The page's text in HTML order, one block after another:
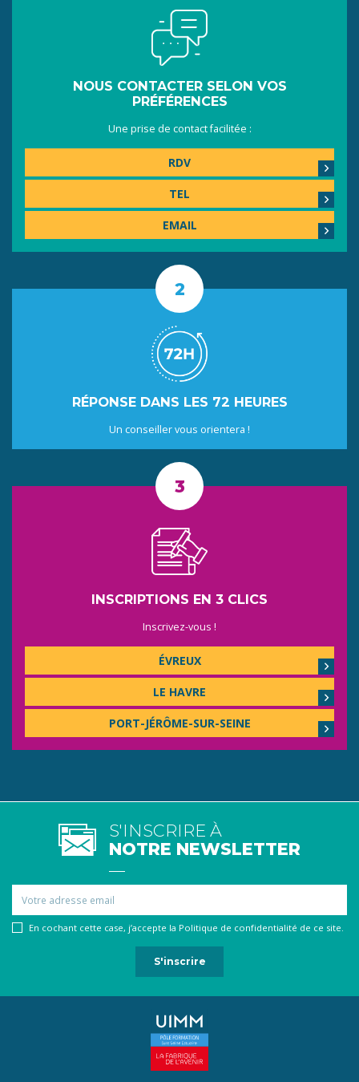
NOUS CONTACTER SELON VOS
PRÉFÉRENCES
Une prise de contact facilitée :
RDV
TEL
EMAIL
RÉPONSE DANS LES 72 HEURES
Un conseiller vous orientera !
INSCRIPTIONS EN 3 CLICS
Inscrivez-vous !
ÉVREUX
LE HAVRE
PORT-JÉRÔME-SUR-SEINE
S'INSCRIRE À
NOTRE NEWSLETTER
En cochant cette case, j’accepte la Politique de confidentialité de ce site.